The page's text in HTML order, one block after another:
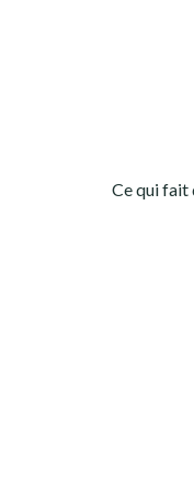
Ce qui fait